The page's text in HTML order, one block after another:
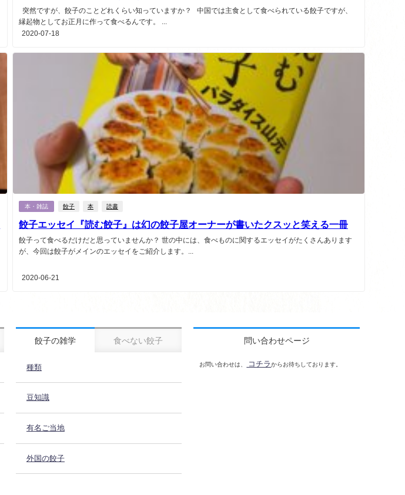
突然ですが、餃子のことどれくらい知っていますか？ 中国では主食として食べられている餃子ですが、
縁起物としてお正月に作って食べるんです。 ...
2020-07-18
本・雑誌 餃子 本 読書
餃子エッセイ『読む餃子』は幻の餃子屋オーナーが書いたクスッと笑える一冊
餃子って食べるだけだと思っていませんか？ 世の中には、食べものに関するエッセイがたくさんあります
が、今回は餃子がメインのエッセイをご紹介します。...
2020-06-21
餃子の雑学 食べない餃子
種類
豆知識
有名ご当地
外国の餃子
問い合わせページ
お問い合わせは、 コチラからお待ちしております。